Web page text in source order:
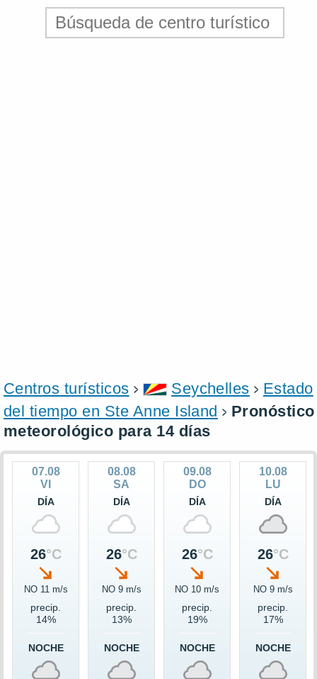
Centros turísticos Seychelles
Estado
del tiempo en Ste Anne Island
Pronóstico
meteorológico para 14 días
07.08
VI
DÍA
26°C
NO 11 m/s
precip.
14%
NOCHE
08.08
SA
DÍA
26°C
NO 9 m/s
precip.
13%
NOCHE
09.08
DO
DÍA
26°C
NO 10 m/s
precip.
19%
NOCHE
10.08
LU
DÍA
26°C
NO 9 m/s
precip.
17%
NOCHE